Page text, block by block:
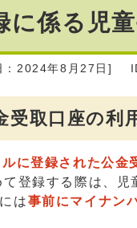
に係る児
：2024年8月27日]
受取口座の利
に登録された公金
登録する際は、児
は事前にマイナン